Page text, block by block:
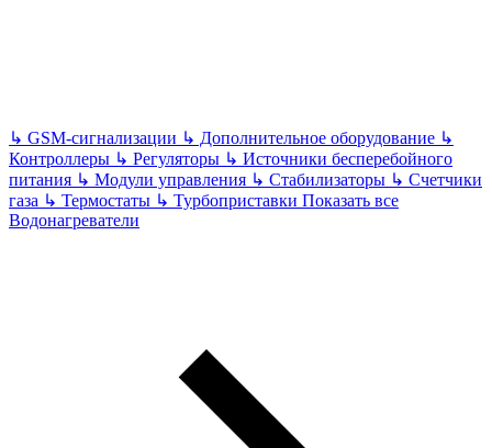
↳ GSM-сигнализации ↳ Дополнительное оборудование ↳
Контроллеры ↳ Регуляторы ↳ Источники бесперебойного
питания ↳ Модули управления ↳ Стабилизаторы ↳ Счетчики
газа ↳ Термостаты ↳ Турбоприставки Показать все
Водонагреватели